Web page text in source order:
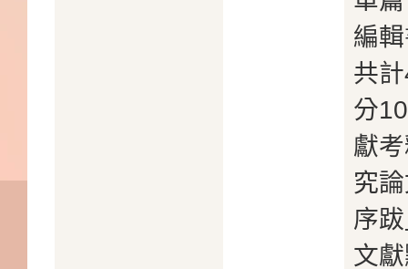
編
共
分
獻
究
序
文